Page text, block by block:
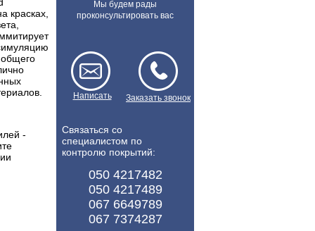
Мы будем рады
проконсультировать вас
Написать Заказать звонок
Связаться со
специалистом по
контролю покрытий:
050 4217482
050 4217489
067 6649789
067 7374287
красках,
общего
-